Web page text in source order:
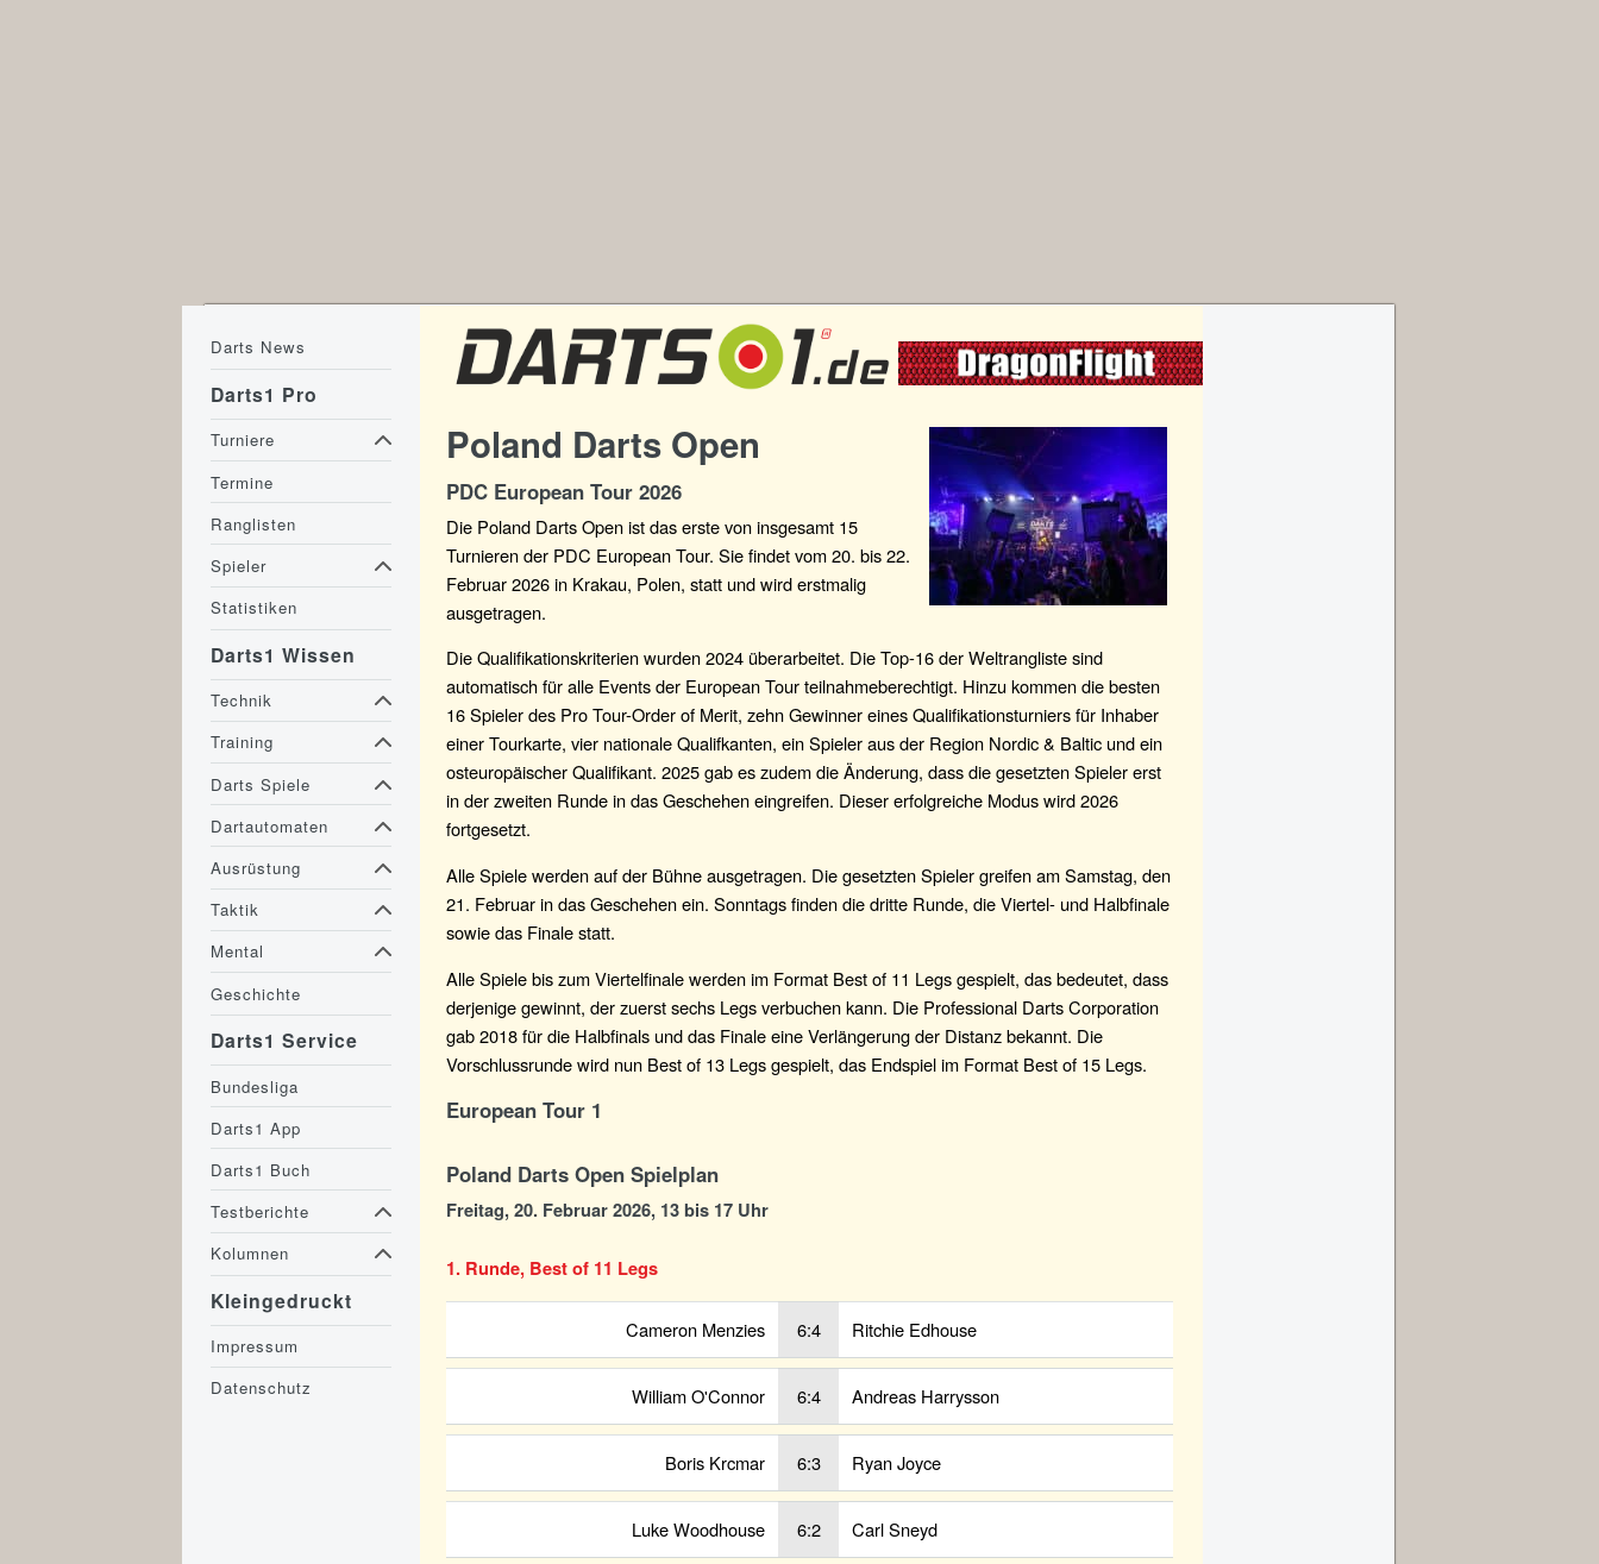
Poland Darts Open
PDC European Tour 2026
Die Poland Darts Open ist das erste von insgesamt 15
Turnieren der PDC European Tour. Sie findet vom 20. bis 22.
Februar 2026 in Krakau, Polen, statt und wird erstmalig
ausgetragen.
Die Qualifikationskriterien wurden 2024 überarbeitet. Die Top-16 der Weltrangliste sind
automatisch für alle Events der European Tour teilnahmeberechtigt. Hinzu kommen die besten
16 Spieler des Pro Tour-Order of Merit, zehn Gewinner eines Qualifikationsturniers für Inhaber
einer Tourkarte, vier nationale Qualifkanten, ein Spieler aus der Region Nordic & Baltic und ein
osteuropäischer Qualifikant. 2025 gab es zudem die Änderung, dass die gesetzten Spieler erst
in der zweiten Runde in das Geschehen eingreifen. Dieser erfolgreiche Modus wird 2026
fortgesetzt.
Alle Spiele werden auf der Bühne ausgetragen. Die gesetzten Spieler greifen am Samstag, den
21. Februar in das Geschehen ein. Sonntags finden die dritte Runde, die Viertel- und Halbfinale
sowie das Finale statt.
Alle Spiele bis zum Viertelfinale werden im Format Best of 11 Legs gespielt, das bedeutet, dass
derjenige gewinnt, der zuerst sechs Legs verbuchen kann. Die Professional Darts Corporation
gab 2018 für die Halbfinals und das Finale eine Verlängerung der Distanz bekannt. Die
Vorschlussrunde wird nun Best of 13 Legs gespielt, das Endspiel im Format Best of 15 Legs.
European Tour 1
Poland Darts Open Spielplan
Freitag, 20. Februar 2026, 13 bis 17 Uhr
1. Runde, Best of 11 Legs
Cameron Menzies 6:4 Ritchie Edhouse
William O'Connor 6:4 Andreas Harrysson
Boris Krcmar 6:3 Ryan Joyce
Luke Woodhouse 6:2 Carl Sneyd
Darts News
Darts1 Pro
Turniere
Termine
Ranglisten
Spieler
Statistiken
Darts1 Wissen
Technik
Training
Darts Spiele
Dartautomaten
Ausrüstung
Taktik
Mental
Geschichte
Darts1 Service
Bundesliga
Darts1 App
Darts1 Buch
Testberichte
Kolumnen
Kleingedruckt
Impressum
Datenschutz